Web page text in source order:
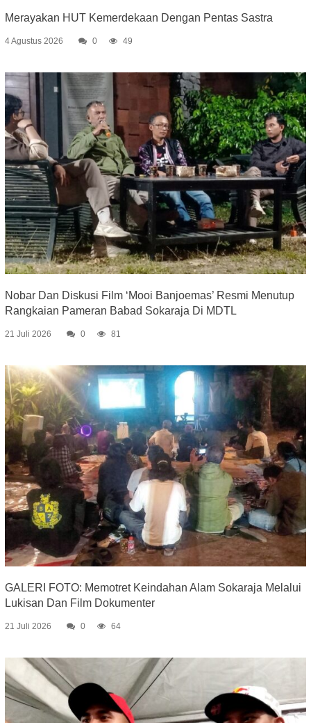
Merayakan HUT Kemerdekaan Dengan Pentas Sastra
4 Agustus 2026 0 49
Nobar Dan Diskusi Film ‘Mooi Banjoemas’ Resmi Menutup
Rangkaian Pameran Babad Sokaraja Di MDTL
21 Juli 2026 0 81
GALERI FOTO: Memotret Keindahan Alam Sokaraja Melalui
Lukisan Dan Film Dokumenter
21 Juli 2026 0 64